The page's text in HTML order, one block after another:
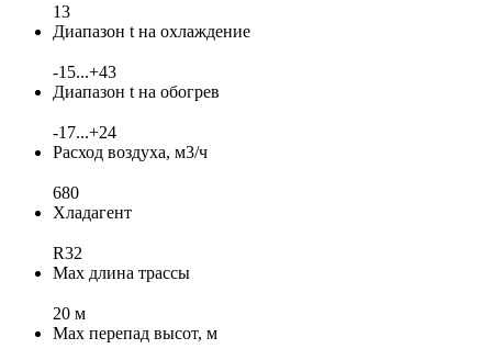
13
Диапазон t на охлаждение
-15...+43
Диапазон t на обогрев
-17...+24
Расход воздуха, м3/ч
680
Хладагент
R32
Max длина трассы
20 м
Max перепад высот, м